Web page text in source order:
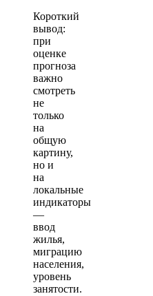
Короткий
вывод:
при
оценке
прогноза
важно
смотреть
не
только
на
общую
картину,
но и
на
локальные
индикаторы
—
ввод
жилья,
миграцию
населения,
уровень
занятости.